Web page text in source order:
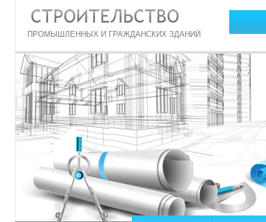
ПРОМЫШЛЕННЫХ И ГРАЖДАНСКИХ ЗДАНИЙ